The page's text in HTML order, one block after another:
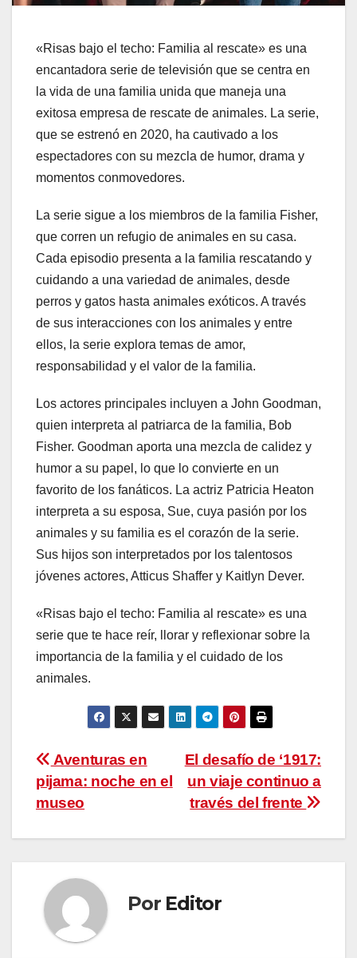
«Risas bajo el techo: Familia al rescate» es una
encantadora serie de televisión que se centra en
la vida de una familia unida que maneja una
exitosa empresa de rescate de animales. La serie,
que se estrenó en 2020, ha cautivado a los
espectadores con su mezcla de humor, drama y
momentos conmovedores.
La serie sigue a los miembros de la familia Fisher,
que corren un refugio de animales en su casa.
Cada episodio presenta a la familia rescatando y
cuidando a una variedad de animales, desde
perros y gatos hasta animales exóticos. A través
de sus interacciones con los animales y entre
ellos, la serie explora temas de amor,
responsabilidad y el valor de la familia.
Los actores principales incluyen a John Goodman,
quien interpreta al patriarca de la familia, Bob
Fisher. Goodman aporta una mezcla de calidez y
humor a su papel, lo que lo convierte en un
favorito de los fanáticos. La actriz Patricia Heaton
interpreta a su esposa, Sue, cuya pasión por los
animales y su familia es el corazón de la serie.
Sus hijos son interpretados por los talentosos
jóvenes actores, Atticus Shaffer y Kaitlyn Dever.
«Risas bajo el techo: Familia al rescate» es una
serie que te hace reír, llorar y reflexionar sobre la
importancia de la familia y el cuidado de los
animales.
Navegación
de
entradas
El desafío de ‘1917:
un viaje continuo a
través del frente
Aventuras en
pijama: noche en el
museo
Por Editor